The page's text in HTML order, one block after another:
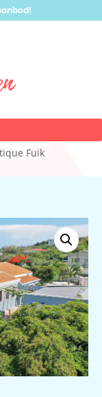
Fuik